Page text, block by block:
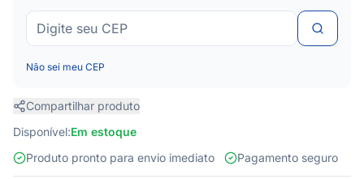
Não sei meu CEP
Compartilhar produto
Disponível:Em estoque
Produto pronto para envio imediato
Pagamento seguro